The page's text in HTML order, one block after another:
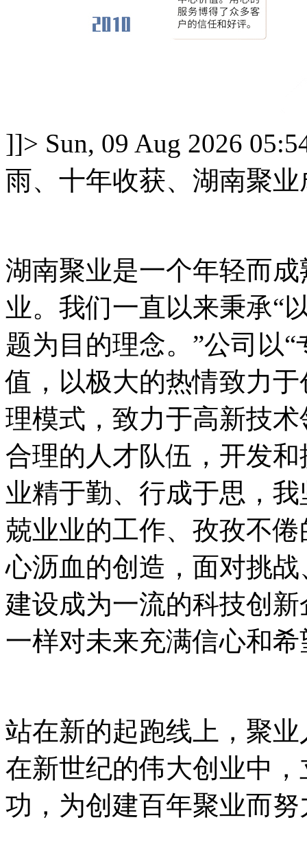
]]> Sun, 09 Aug 2026
雨、十年收获、湖南聚
湖南聚业是一个年轻而
业。我们一直以来秉承“
题为目的理念。”公司以
值，以极大的热情致力
理模式，致力于高新技
合理的人才队伍，开发
业精于勤、行成于思，
兢业业的工作、孜孜不
心沥血的创造，面对挑
建设成为一流的科技创
一样对未来充满信心和希
站在新的起跑线上，聚
在新世纪的伟大创业中
功，为创建百年聚业而